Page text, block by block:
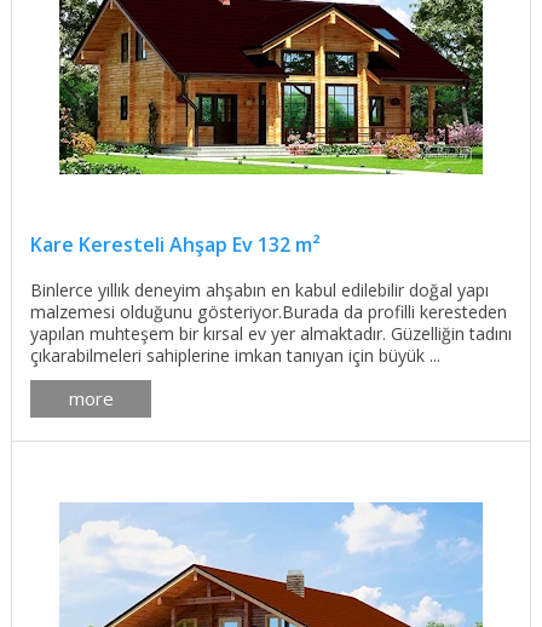
Kare Keresteli Ahşap Ev 132 m²
Binlerce yıllık deneyim ahşabın en kabul edilebilir doğal yapı
malzemesi olduğunu gösteriyor.Burada da profilli keresteden
yapılan muhteşem bir kırsal ev yer almaktadır. Güzelliğin tadını
çıkarabilmeleri sahiplerine imkan tanıyan için büyük ...
more